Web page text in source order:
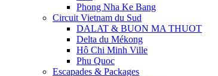
Phong Nha Ke Bang
Circuit Vietnam du Sud
DALAT & BUON MA THUOT
Delta du Mékong
Hô Chi Minh Ville
Phu Quoc
Escapades & Packages